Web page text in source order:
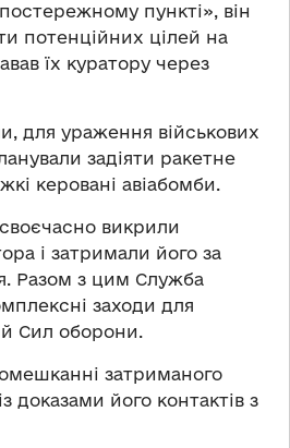
пункті», він
потенційних цілей на
їх куратору через
для ураження військових
задіяти ракетне
керовані авіабомби.
викрили
і затримали його за
Разом з цим Служба
заходи для
Сил оборони.
затриманого
доказами його контактів з